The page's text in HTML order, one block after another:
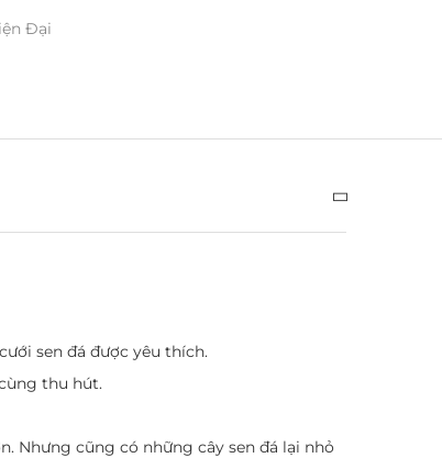
Đại
sen đá được yêu thích.
thu hút.
Nhưng cũng có những cây sen đá lại nhỏ